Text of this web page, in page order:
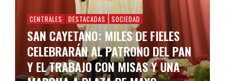
CENTRALES DESTACADAS SOCIEDAD
SAN CAYETANO: MILES DE FIELES
CELEBRARÁN AL PATRONO DEL PAN
Y EL TRABAJO CON MISAS Y UNA